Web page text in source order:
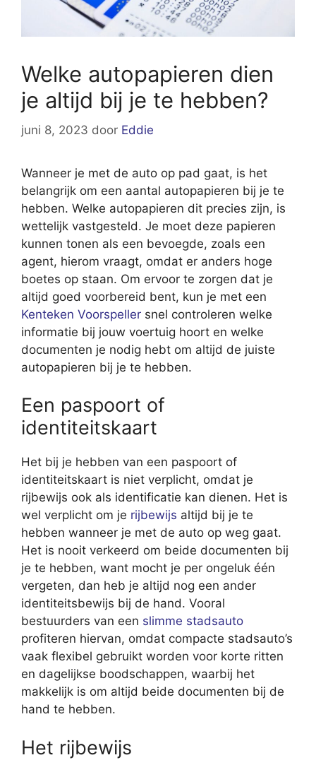
Welke autopapieren dien
je altijd bij je te hebben?
juni 8, 2023 door Eddie
Wanneer je met de auto op pad gaat, is het
belangrijk om een aantal autopapieren bij je te
hebben. Welke autopapieren dit precies zijn, is
wettelijk vastgesteld. Je moet deze papieren
kunnen tonen als een bevoegde, zoals een
agent, hierom vraagt, omdat er anders hoge
boetes op staan. Om ervoor te zorgen dat je
altijd goed voorbereid bent, kun je met een
Kenteken Voorspeller snel controleren welke
informatie bij jouw voertuig hoort en welke
documenten je nodig hebt om altijd de juiste
autopapieren bij je te hebben.
Een paspoort of
identiteitskaart
Het bij je hebben van een paspoort of
identiteitskaart is niet verplicht, omdat je
rijbewijs ook als identificatie kan dienen. Het is
wel verplicht om je rijbewijs altijd bij je te
hebben wanneer je met de auto op weg gaat.
Het is nooit verkeerd om beide documenten bij
je te hebben, want mocht je per ongeluk één
vergeten, dan heb je altijd nog een ander
identiteitsbewijs bij de hand. Vooral
bestuurders van een slimme stadsauto
profiteren hiervan, omdat compacte stadsauto’s
vaak flexibel gebruikt worden voor korte ritten
en dagelijkse boodschappen, waarbij het
makkelijk is om altijd beide documenten bij de
hand te hebben.
Het rijbewijs